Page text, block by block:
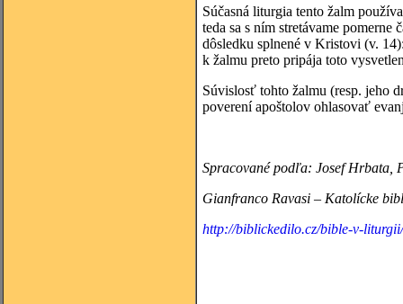
Súčasná liturgia tento žalm
teda sa s ním stretávame
dôsledku splnené v Kristovi (v.
k žalmu preto pripája toto
Súvislosť tohto žalmu (resp. jeho
poverení apoštolov ohlasovať
Spracované podľa: Josef Hrbata,
Gianfranco Ravasi – Katolícke
http://biblickedilo.cz/bible-v-